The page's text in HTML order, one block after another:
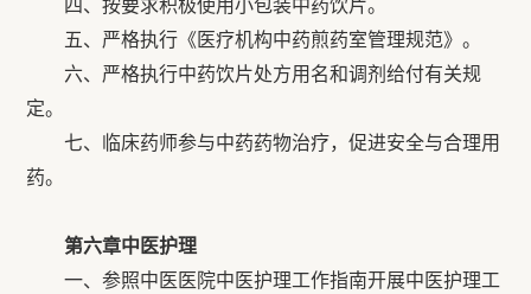
四、按要求积极使用小包装中药饮片。
五、严格执行《医疗机构中药煎药室管理规范》。
六、严格执行中药饮片处方用名和调剂给付有关规
定。
七、临床药师参与中药药物治疗，促进安全与合理用
药。
第六章中医护理
一、参照中医医院中医护理工作指南开展中医护理工